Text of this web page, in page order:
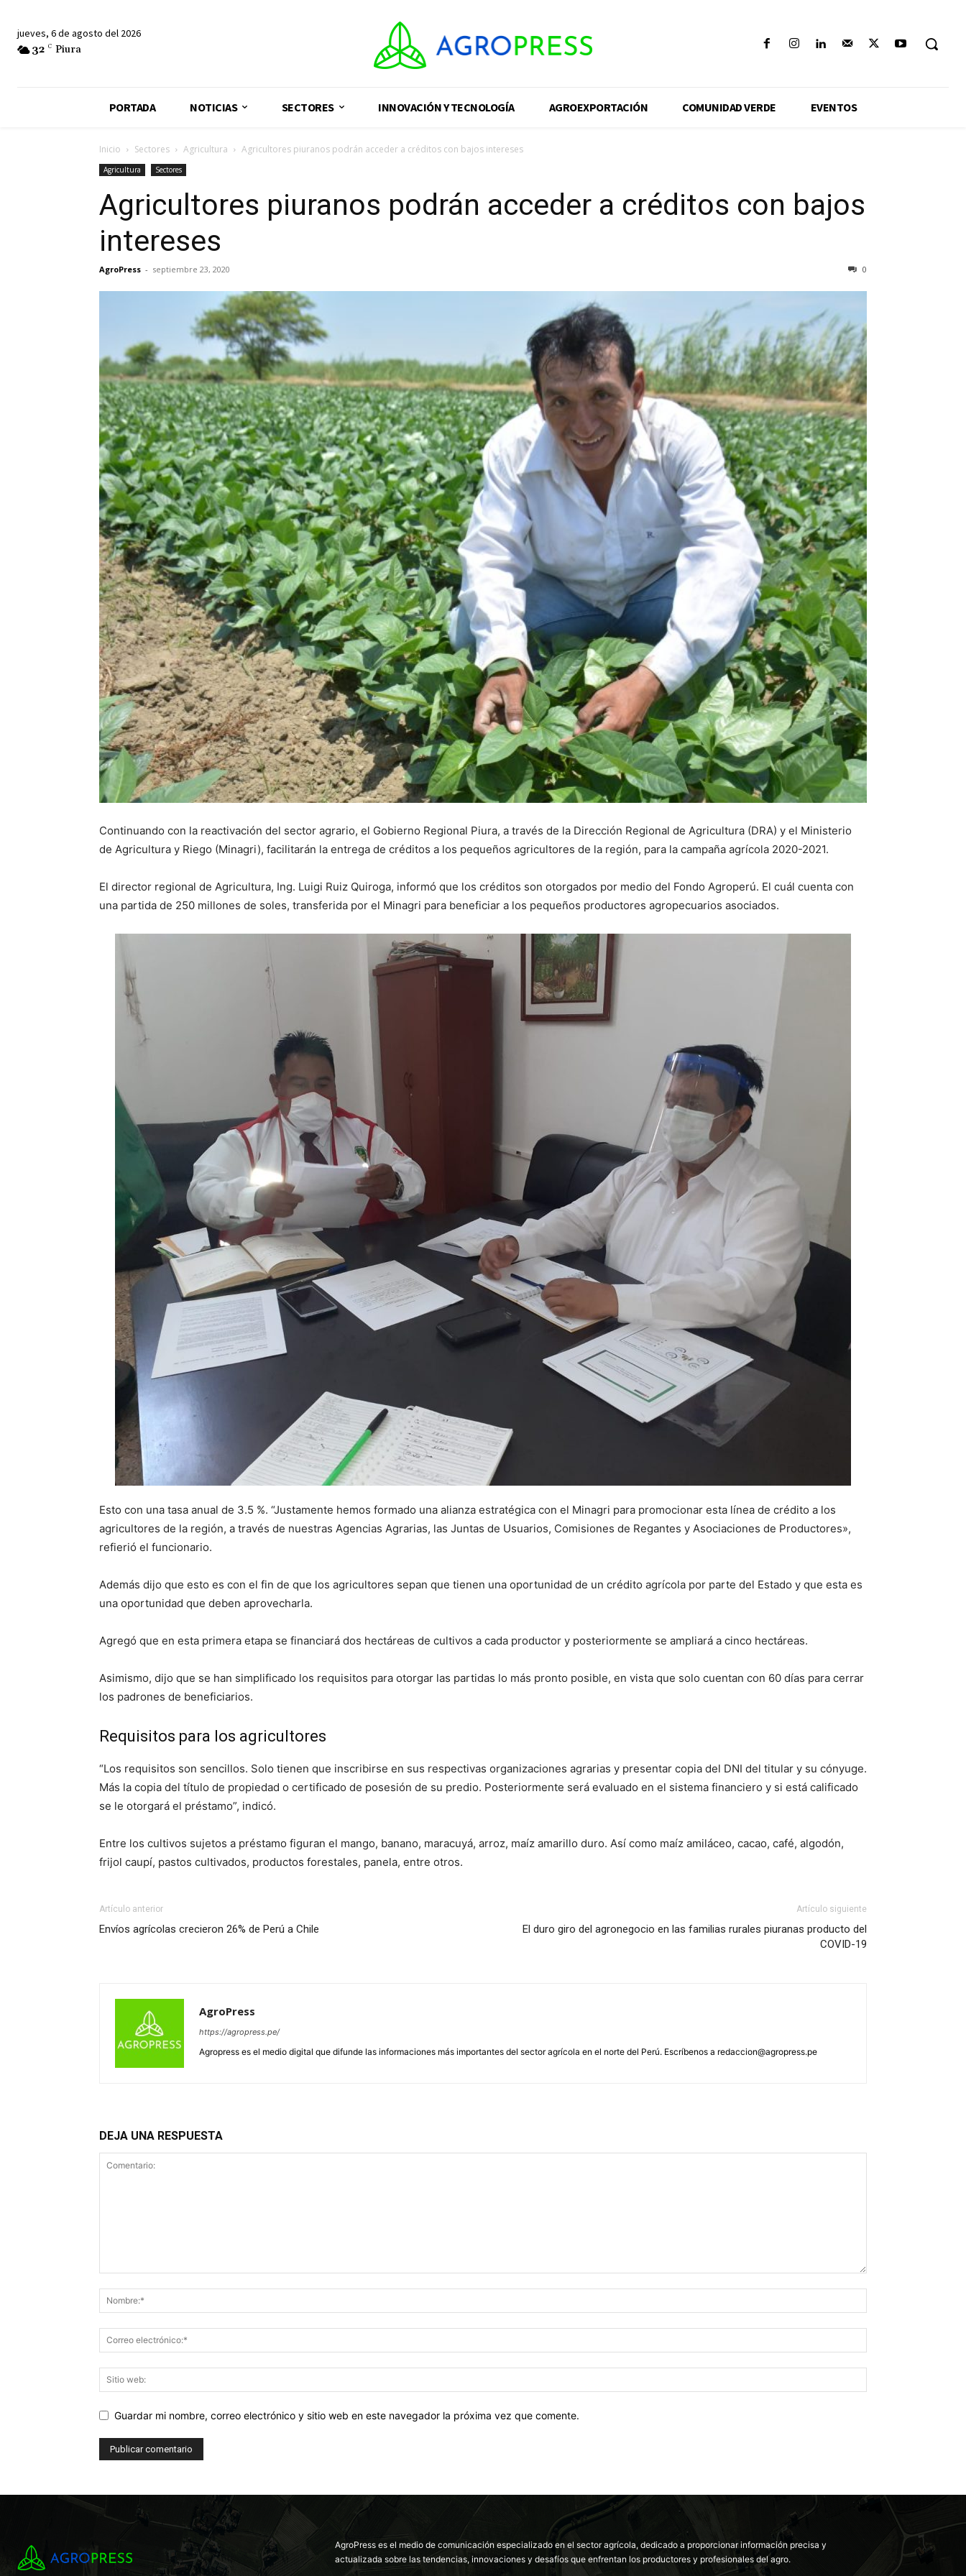
jueves, 6 de agosto del 2026
32 C Piura
PORTADA NOTICIAS SECTORES INNOVACIÓN Y TECNOLOGÍA AGROEXPORTACIÓN COMUNIDAD VERDE EVENTOS
Inicio Sectores Agricultura Agricultores piuranos podrán acceder a créditos con bajos intereses
Agricultura Sectores
Agricultores piuranos podrán acceder a créditos con bajos
intereses
AgroPress - septiembre 23, 2020 0
Continuando con la reactivación del sector agrario, el Gobierno Regional Piura, a través de la Dirección Regional de Agricultura (DRA) y el Ministerio
de Agricultura y Riego (Minagri), facilitarán la entrega de créditos a los pequeños agricultores de la región, para la campaña agrícola 2020-2021.
El director regional de Agricultura, Ing. Luigi Ruiz Quiroga, informó que los créditos son otorgados por medio del Fondo Agroperú. El cuál cuenta con
una partida de 250 millones de soles, transferida por el Minagri para beneficiar a los pequeños productores agropecuarios asociados.
Esto con una tasa anual de 3.5 %. “Justamente hemos formado una alianza estratégica con el Minagri para promocionar esta línea de crédito a los
agricultores de la región, a través de nuestras Agencias Agrarias, las Juntas de Usuarios, Comisiones de Regantes y Asociaciones de Productores»,
refierió el funcionario.
Además dijo que esto es con el fin de que los agricultores sepan que tienen una oportunidad de un crédito agrícola por parte del Estado y que esta es
una oportunidad que deben aprovecharla.
Agregó que en esta primera etapa se financiará dos hectáreas de cultivos a cada productor y posteriormente se ampliará a cinco hectáreas.
Asimismo, dijo que se han simplificado los requisitos para otorgar las partidas lo más pronto posible, en vista que solo cuentan con 60 días para cerrar
los padrones de beneficiarios.
Requisitos para los agricultores
“Los requisitos son sencillos. Solo tienen que inscribirse en sus respectivas organizaciones agrarias y presentar copia del DNI del titular y su cónyuge.
Más la copia del título de propiedad o certificado de posesión de su predio. Posteriormente será evaluado en el sistema financiero y si está calificado
se le otorgará el préstamo”, indicó.
Entre los cultivos sujetos a préstamo figuran el mango, banano, maracuyá, arroz, maíz amarillo duro. Así como maíz amiláceo, cacao, café, algodón,
frijol caupí, pastos cultivados, productos forestales, panela, entre otros.
Artículo anterior
Envíos agrícolas crecieron 26% de Perú a Chile
Artículo siguiente
El duro giro del agronegocio en las familias rurales piuranas producto del
COVID-19
AgroPress
https://agropress.pe/
Agropress es el medio digital que difunde las informaciones más importantes del sector agrícola en el norte del Perú. Escríbenos a redaccion@agropress.pe
DEJA UNA RESPUESTA
Guardar mi nombre, correo electrónico y sitio web en este navegador la próxima vez que comente.
AgroPress es el medio de comunicación especializado en el sector agrícola, dedicado a proporcionar información precisa y
actualizada sobre las tendencias, innovaciones y desafíos que enfrentan los productores y profesionales del agro.